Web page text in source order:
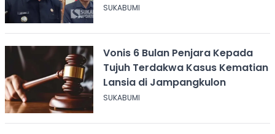
SUKABUMI
Vonis 6 Bulan Penjara Kepada
Tujuh Terdakwa Kasus Kematian
Lansia di Jampangkulon
SUKABUMI